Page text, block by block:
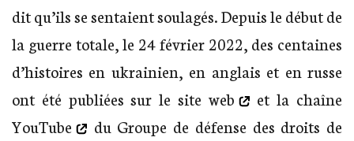
dit qu’ils se sentaient soulagés. Depuis le début de
la guerre totale, le 24 février 2022, des centaines
d’histoires en ukrainien, en anglais et en russe
ont été publiées sur le site web et la chaîne
YouTube
du Groupe de défense des droits de